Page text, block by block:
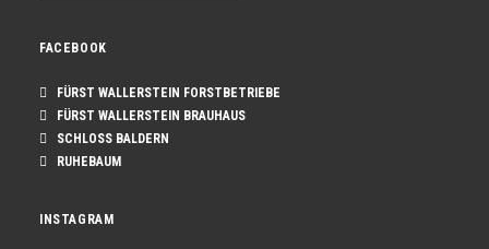
FACEBOOK
FÜRST WALLERSTEIN FORSTBETRIEBE
FÜRST WALLERSTEIN BRAUHAUS
SCHLOSS BALDERN
RUHEBAUM
INSTAGRAM